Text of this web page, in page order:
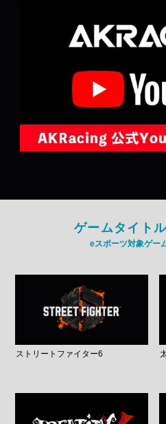
ゲームタイト
eスポーツ対象ゲー
ストリートファイター6